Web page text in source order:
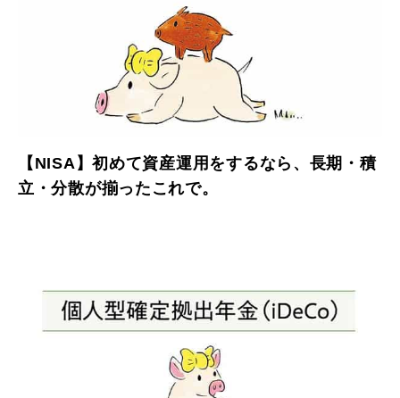
【NISA】初めて資産運用をするなら、長期・積
立・分散が揃ったこれで。